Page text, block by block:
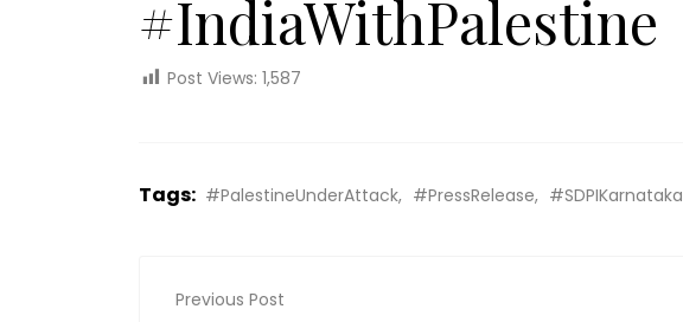
#IndiaWithPalestine
Post Views: 1,587
Tags: #PalestineUnderAttack #PressRelease #SDPIKarnataka
Previous Post